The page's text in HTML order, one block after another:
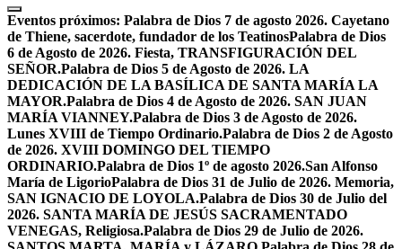
Eventos próximos: Palabra de Dios 7 de agosto 2026. Cayetano
de Thiene, sacerdote, fundador de los TeatinosPalabra de Dios
6 de Agosto de 2026. Fiesta, TRANSFIGURACIÓN DEL
SEÑOR.Palabra de Dios 5 de Agosto de 2026. LA
DEDICACIÓN DE LA BASÍLICA DE SANTA MARÍA LA
MAYOR.Palabra de Dios 4 de Agosto de 2026. SAN JUAN
MARÍA VIANNEY.Palabra de Dios 3 de Agosto de 2026.
Lunes XVIII de Tiempo Ordinario.Palabra de Dios 2 de Agosto
de 2026. XVIII DOMINGO DEL TIEMPO
ORDINARIO.Palabra de Dios 1º de agosto 2026.San Alfonso
María de LigorioPalabra de Dios 31 de Julio de 2026. Memoria,
SAN IGNACIO DE LOYOLA.Palabra de Dios 30 de Julio del
2026. SANTA MARÍA DE JESÚS SACRAMENTADO
VENEGAS, Religiosa.Palabra de Dios 29 de Julio de 2026.